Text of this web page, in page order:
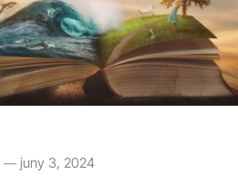
juny 3, 2024